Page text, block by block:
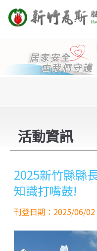
活動資訊
2025新竹縣縣
知識打嘴鼓!
刊登日期：2025/06/02